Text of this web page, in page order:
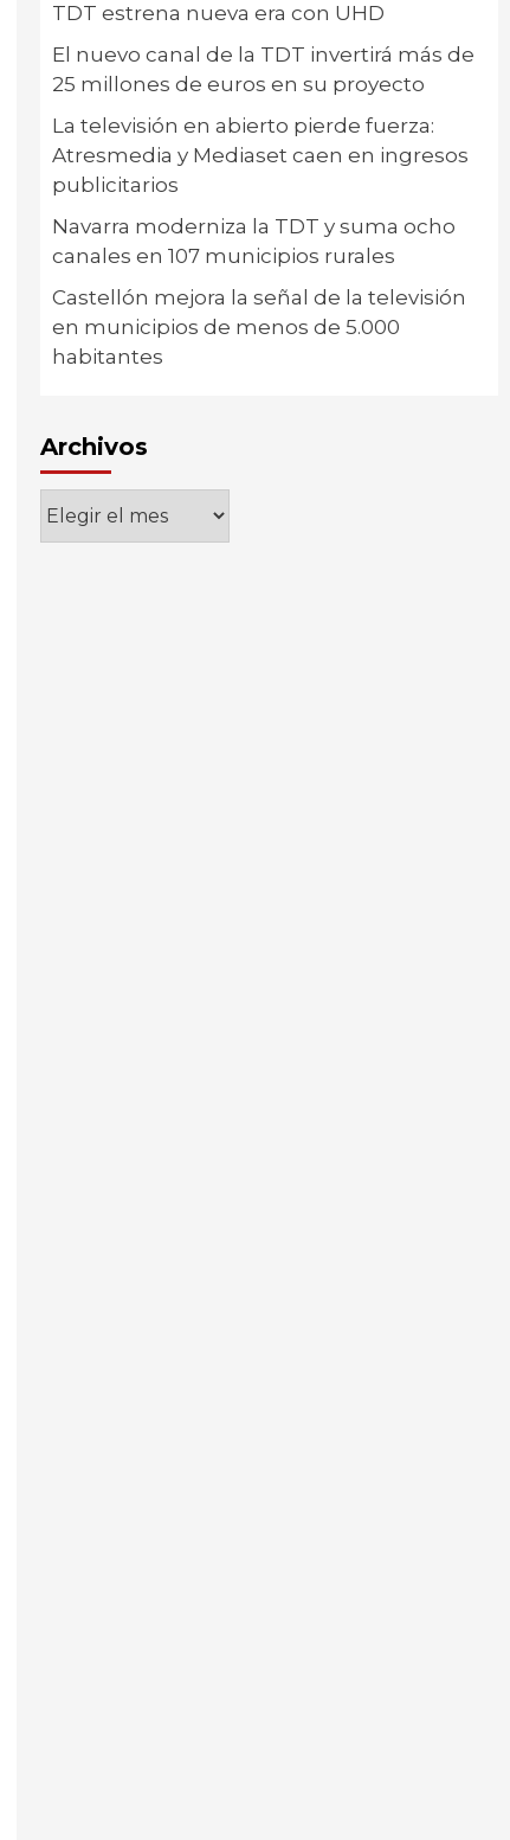
TDT estrena nueva era con UHD
El nuevo canal de la TDT invertirá más de
25 millones de euros en su proyecto
La televisión en abierto pierde fuerza:
Atresmedia y Mediaset caen en ingresos
publicitarios
Navarra moderniza la TDT y suma ocho
canales en 107 municipios rurales
Castellón mejora la señal de la televisión
en municipios de menos de 5.000
habitantes
Archivos
Archivos